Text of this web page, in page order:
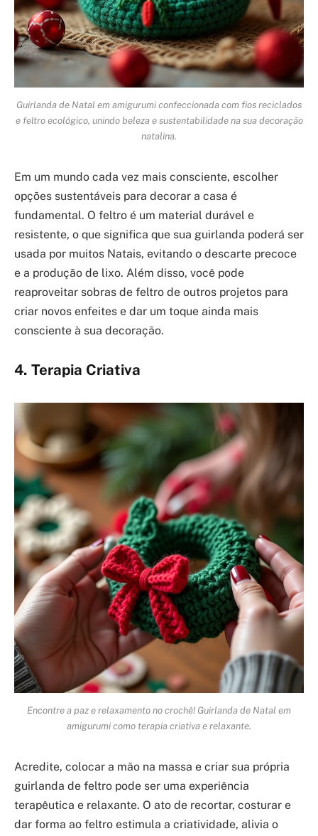
Guirlanda de Natal em amigurumi confeccionada com fios reciclados
e feltro ecológico, unindo beleza e sustentabilidade na sua decoração
natalina.
Em um mundo cada vez mais consciente, escolher
opções sustentáveis para decorar a casa é
fundamental. O feltro é um material durável e
resistente, o que significa que sua guirlanda poderá ser
usada por muitos Natais, evitando o descarte precoce
e a produção de lixo. Além disso, você pode
reaproveitar sobras de feltro de outros projetos para
criar novos enfeites e dar um toque ainda mais
consciente à sua decoração.
4. Terapia Criativa
Encontre a paz e relaxamento no crochê! Guirlanda de Natal em
amigurumi como terapia criativa e relaxante.
Acredite, colocar a mão na massa e criar sua própria
guirlanda de feltro pode ser uma experiência
terapêutica e relaxante. O ato de recortar, costurar e
dar forma ao feltro estimula a criatividade, alivia o